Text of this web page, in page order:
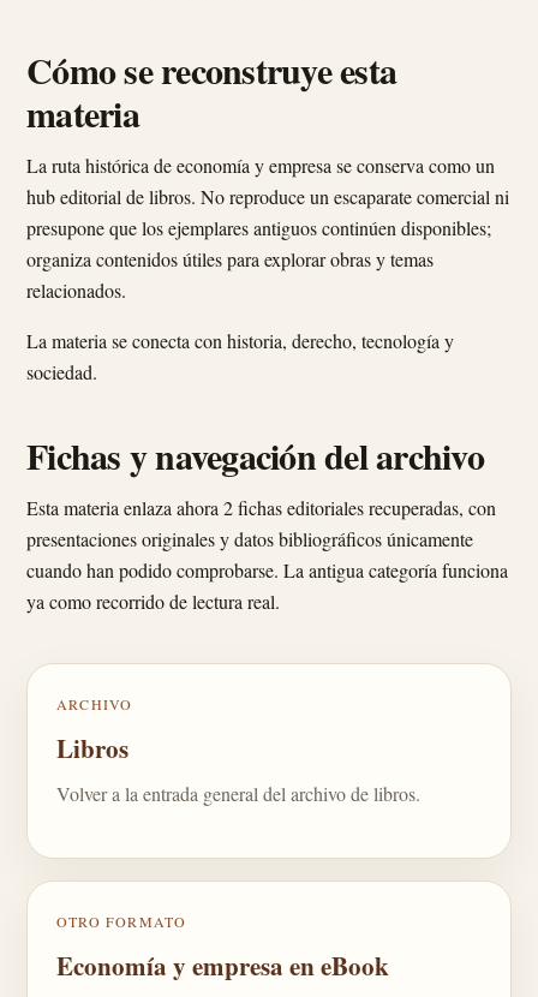
Cómo se reconstruye esta
materia
La ruta histórica de economía y empresa se conserva como un
hub editorial de libros. No reproduce un escaparate comercial ni
presupone que los ejemplares antiguos continúen disponibles;
organiza contenidos útiles para explorar obras y temas
relacionados.
La materia se conecta con historia, derecho, tecnología y
sociedad.
Fichas y navegación del archivo
Esta materia enlaza ahora 2 fichas editoriales recuperadas, con
presentaciones originales y datos bibliográficos únicamente
cuando han podido comprobarse. La antigua categoría funciona
ya como recorrido de lectura real.
ARCHIVO
Libros
Volver a la entrada general del archivo de libros.
OTRO FORMATO
Economía y empresa en eBook